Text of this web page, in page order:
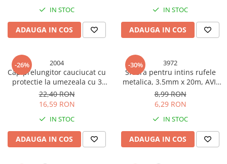
Markere
Masini de numarat bani
Accesorii autoaparare
Arzatoare camping
Cutite si bricege
Accesorii electronice auto
Accesorii scule auto
IN STOC
ADAUGA IN COS
IN STOC
ADAUGA IN COS
-26% 2004
Cap prelungitor cauciucat cu
protectie la umezeala cu 3
prize si capace IP54 TS-2004
22,40 RON
16,59 RON
IN STOC
ADAUGA IN COS
-30% 3972
Sfoara pentru intins rufele
metalica, 3.5mm x 20m, AVI-
3972
8,99 RON
6,29 RON
IN STOC
ADAUGA IN COS